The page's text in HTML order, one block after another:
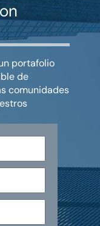
portafolio
de
comunidades